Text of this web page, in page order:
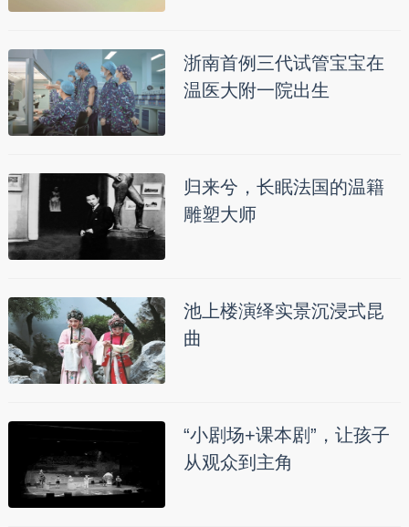
浙南首例三代试管宝宝在
温医大附一院出生
归来兮，长眠法国的温籍
雕塑大师
池上楼演绎实景沉浸式昆
曲
“小剧场+课本剧”，让孩子
从观众到主角